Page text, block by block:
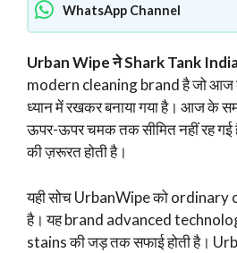
WhatsApp Channel
Urban Wipe ने Shark Tank
modern cleaning brand है जो
ध्यान में रखकर बनाया गया है। आज के
ऊपर-ऊपर चमक तक सीमित नहीं रह
की ज़रूरत होती है।
यही सोच UrbanWipe को ordinary
है। यह brand advanced
stains की जड़ तक सफाई होती है।